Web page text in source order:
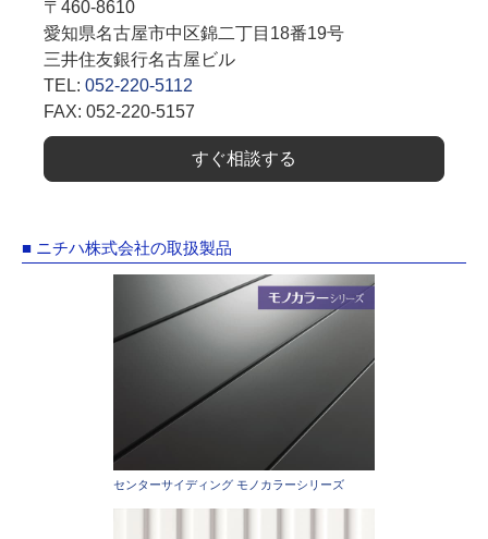
〒460-8610
愛知県名古屋市中区錦二丁目18番19号
三井住友銀行名古屋ビル
TEL: 052-220-5112
FAX: 052-220-5157
すぐ相談する
■ ニチハ株式会社の取扱製品
センターサイディング モノカラーシリーズ